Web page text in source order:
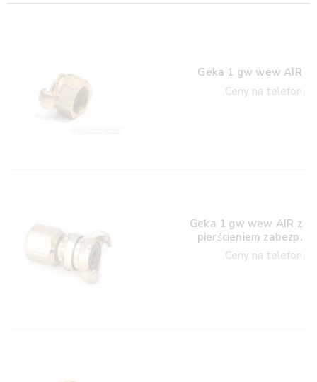
Geka 1 gw wew AIR
Ceny na telefon
Geka 1 gw wew AIR z
pierścieniem zabezp.
Ceny na telefon